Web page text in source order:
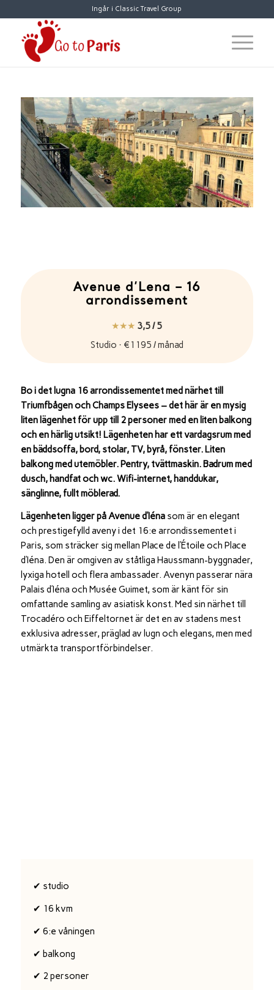
Ingår i Classic Travel Group
Avenue d’Lena – 16
arrondissement
★★★ 3,5 / 5
Studio · €1195 / månad
Bo i det lugna 16 arrondissementet med närhet till
Triumfbågen och Champs Elysees – det här är en mysig
liten lägenhet för upp till 2 personer med en liten balkong
och en härlig utsikt! Lägenheten har ett vardagsrum med
en bäddsoffa, bord, stolar, TV, byrå, fönster. Liten
balkong med utemöbler. Pentry, tvättmaskin. Badrum med
dusch, handfat och wc. Wifi-internet, handdukar,
sänglinne, fullt möblerad.
Lägenheten ligger på Avenue d’Iénasom är en elegant
och prestigefylld aveny i det 16:e arrondissementet i
Paris, som sträcker sig mellan Place de l’Étoile och Place
d’Iéna. Den är omgiven av ståtliga Haussmann-byggnader,
lyxiga hotell och flera ambassader. Avenyn passerar nära
Palais d’Iéna och Musée Guimet, som är känt för sin
omfattande samling av asiatisk konst. Med sin närhet till
Trocadéro och Eiffeltornet är det en av stadens mest
exklusiva adresser, präglad av lugn och elegans, men med
utmärkta transportförbindelser.
✔ studio
✔ 16 kvm
✔ 6:e våningen
✔ balkong
✔ 2 personer